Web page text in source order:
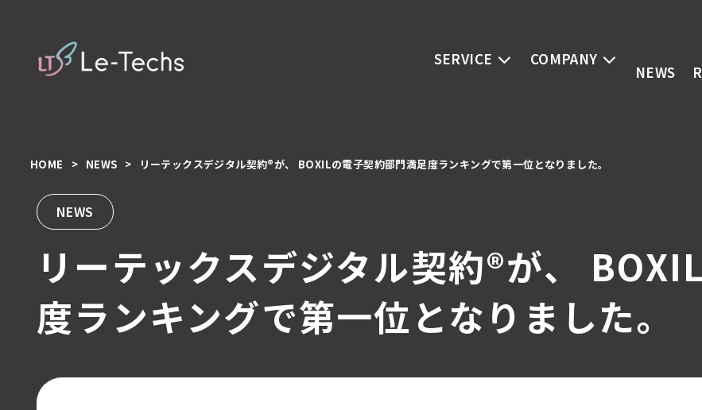
SERVICE COMPANY
NEWS
リーテックスデジタル契約®︎が、
度ランキングで第一位となりました。
NEWS
HOME NEWS リーテックスデジタル契約®︎が、 BOXILの電子契約部門満足度ランキングで第一位となりました。